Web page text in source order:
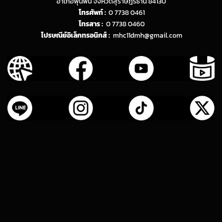
โทรศัพท์ : 0 7738 0461
โทรสาร : 0 7738 0460
ไปรษณีย์อิเล็กทรอนิกส์ : mhc11dmh@gmail.com